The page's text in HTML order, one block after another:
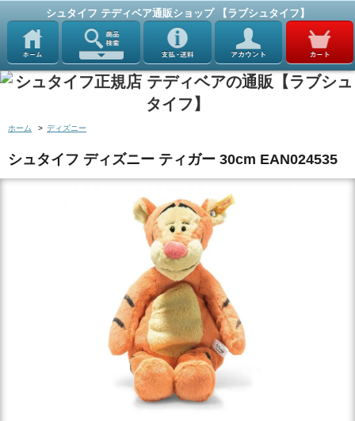
シュタイフ テディベア通販ショップ 【ラブシュタイフ】
ホーム > ディズニー
シュタイフ ディズニー ティガー 30cm EAN024535